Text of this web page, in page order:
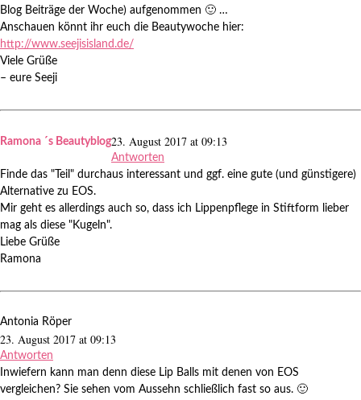
Blog Beiträge der Woche) aufgenommen 🙂 …
Anschauen könnt ihr euch die Beautywoche hier:
http://www.seejisisland.de/
Viele Grüße
– eure Seeji
Ramona ´s Beautyblog23. August 2017 at 09:13
Antworten
Finde das "Teil" durchaus interessant und ggf. eine gute (und günstigere)
Alternative zu EOS.
Mir geht es allerdings auch so, dass ich Lippenpflege in Stiftform lieber
mag als diese "Kugeln".
Liebe Grüße
Ramona
Antonia Röper
23. August 2017 at 09:13
Antworten
Inwiefern kann man denn diese Lip Balls mit denen von EOS
vergleichen? Sie sehen vom Aussehn schließlich fast so aus. 🙂